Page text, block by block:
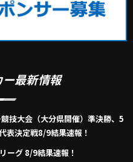
最新情報
技大会（大分県開催）準決勝、5
表決定戦8/9結果速報！
ーグ 8/9結果速報！